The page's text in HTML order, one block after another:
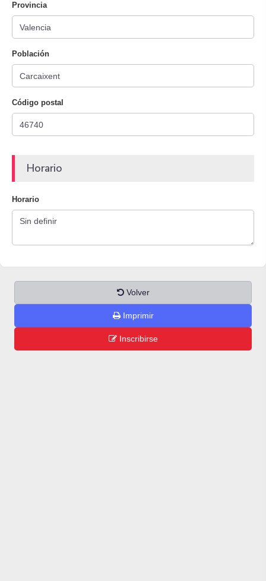
Provincia
Población
Código postal
Horario
Horario
Volver
Imprimir
Inscribirse